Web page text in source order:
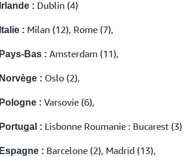
Irlande : Dublin (4)
Italie : Milan (12), Rome (7),
Pays-Bas : Amsterdam (11),
Norvège : Oslo (2),
Pologne : Varsovie (6),
Portugal : Lisbonne Roumanie : Bucarest (3)
Espagne : Barcelone (2), Madrid (13),